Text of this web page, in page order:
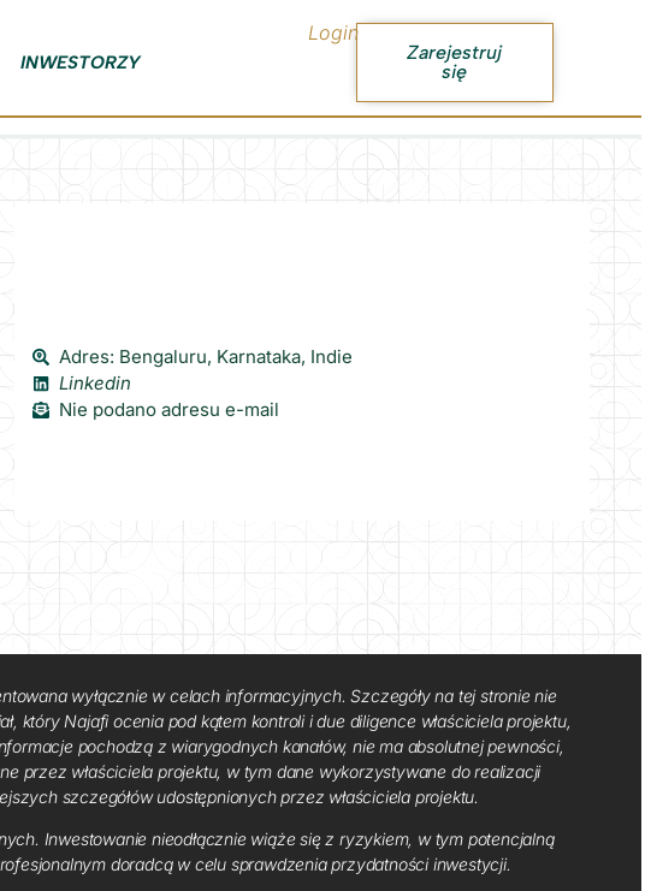
INWESTORZY
Login
Zarejestruj
się
Adres: Bengaluru, Karnataka, Indie
Linkedin
Nie podano adresu e-mail
wyłącznie w celach informacyjnych. Szczegóły na tej stronie nie
Najafi ocenia pod kątem kontroli i due diligence właściciela projektu,
pochodzą z wiarygodnych kanałów, nie ma absolutnej pewności,
przez właściciela projektu, w tym dane wykorzystywane do realizacji
szczegółów udostępnionych przez właściciela projektu.
Inwestowanie nieodłącznie wiąże się z ryzykiem, w tym potencjalną
doradcą w celu sprawdzenia przydatności inwestycji.